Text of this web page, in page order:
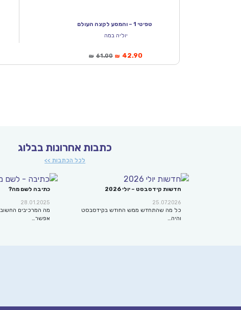
טפיטי 1 – והמסע לקצה העולם
יוליה במה
₪ 61.00 ₪ 42.90
כתבות אחרונות בבלוג
לכל הכתבות >>
חדשות קידסבסט – יולי 2026
25.07.2026
כל מה שהתחדש ממש החודש בקידסבסט
והיה…
כתיבה לשם מה?
28.01.2025
מה המרכיבים
אפשר…